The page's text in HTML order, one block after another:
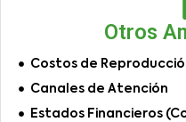
Otros
Costos de
Canales de Atención
Estados Financieros